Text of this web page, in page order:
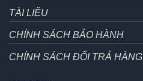
TÀI LIỆU
CHÍNH SÁCH BẢO HÀNH
CHÍNH SÁCH ĐỔI TRẢ HÀNG